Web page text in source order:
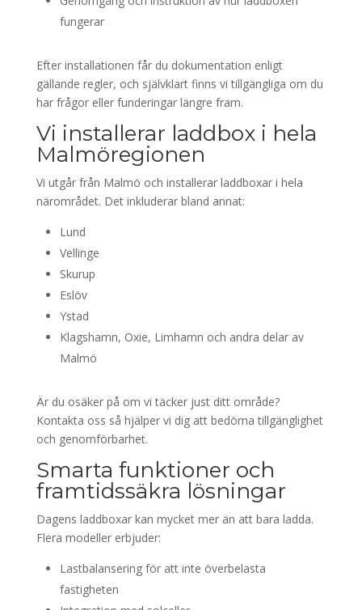
fungerar
Efter installationen får du dokumentation enligt
gällande regler, och självklart finns vi tillgängliga om du
har frågor eller funderingar längre fram.
Vi installerar laddbox i hela
Malmöregionen
Vi utgår från Malmö och installerar laddboxar i hela
närområdet. Det inkluderar bland annat:
Lund
Vellinge
Skurup
Eslöv
Ystad
Klagshamn, Oxie, Limhamn och andra delar av
Malmö
Är du osäker på om vi täcker just ditt område?
Kontakta oss så hjälper vi dig att bedöma tillgänglighet
och genomförbarhet.
Smarta funktioner och
framtidssäkra lösningar
Dagens laddboxar kan mycket mer än att bara ladda.
Flera modeller erbjuder:
Lastbalansering för att inte överbelasta
fastigheten